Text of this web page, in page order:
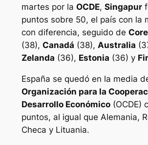
martes por la OCDE, Singapur
puntos sobre 50, el país con la
con diferencia, seguido de
(38), Canadá (38), Australia
Zelanda (36), Estonia (36) y
España se quedó en la media
Organización para la
Desarrollo Económico(OCDE)
puntos, al igual que Alemania,
Checa y Lituania.